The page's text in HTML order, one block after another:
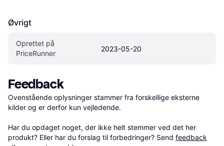
Øvrigt
Oprettet på
PriceRunner
2023-05-20
Feedback
Ovenstående oplysninger stammer fra forskellige eksterne
kilder og er derfor kun vejledende.
Har du opdaget noget, der ikke helt stemmer ved det her
produkt? Eller har du forslag til forbedringer? Send feedback